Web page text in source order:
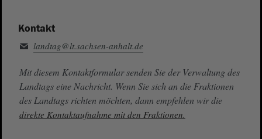
Kontakt
landtag@lt.sachsen-anhalt.de
Mit diesem Kontaktformular senden Sie der Verwaltung des
Landtags eine Nachricht. Wenn Sie sich an die Fraktionen
des Landtags richten möchten, dann empfehlen wir die
direkte Kontaktaufnahme mit den Fraktionen.